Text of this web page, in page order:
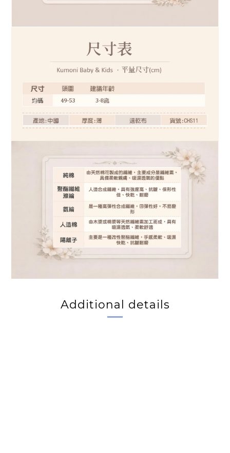
Additional details